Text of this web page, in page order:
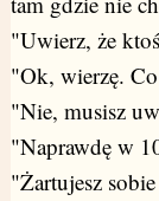
"Uwierz, że
"Ok, wierzę.
"Nie, musisz
"Naprawdę w
"Żartujesz